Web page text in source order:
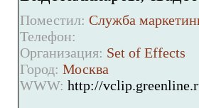
Поместил: Cлужба
Телефон:
Организация: Set of Effects
Город: Москва
WWW: http://